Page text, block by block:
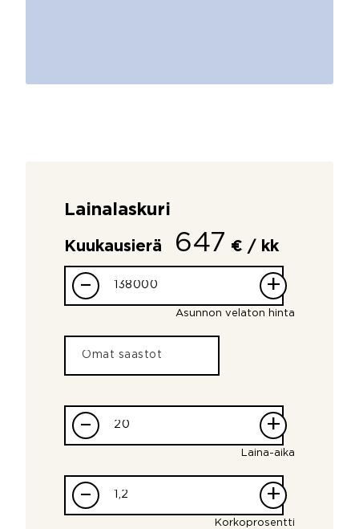
Lainalaskuri
Kuukausierä 647 € / kk
– +
Asunnon velaton hinta
– +
Laina-aika
– +
Korkoprosentti